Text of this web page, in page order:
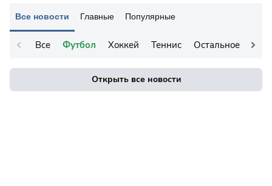
Все новости Главные Популярные
Все Футбол Хоккей Теннис Остальное
Открыть все новости